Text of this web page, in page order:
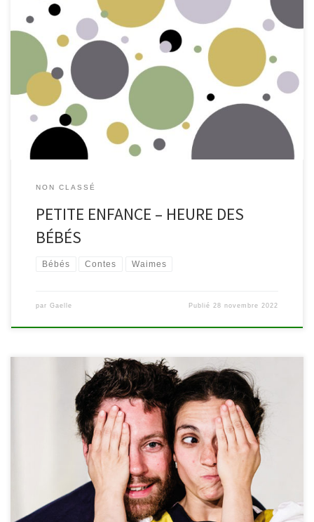
Heure des Bébés Mercredi 14 décembre, à 10h30, à la
bibliothèque de Waimes Des histoires à inventer, à chanter et à
partager pour se tenir chaud quand l’hiver approche. Par
Karine Moers de la Maison du Conte de Namur. Réservations &
informations : waimes@wamabi.be | 080 44 80 54 Pour tout […]
NON CLASSÉ
PETITE ENFANCE – HEURE DES
BÉBÉS
Bébés Contes Waimes
par Gaelle Publié 28 novembre 2022
Dans le cadre de la Langue française en fête, la bibliothèque de
Malmedy vous propose d’assister à « Cache-cache » du Théâtre de
la Guimbarde le mercredi 23 mars à 15h. Dans ce moment de jeu
et de cachoterie, deux artistes nous invitent à retrouver la joie de